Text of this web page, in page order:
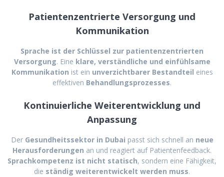
Patientenzentrierte Versorgung und
Kommunikation
Sprache ist der Schlüssel zur patientenzentrierten
Versorgung. Eine klare, verständliche und einfühlsame
Kommunikation ist ein unverzichtbarer Bestandteil eines
effektiven Behandlungsprozesses.
Kontinuierliche Weiterentwicklung und
Anpassung
Der Gesundheitssektor in Dubai passt sich schnell an neue
Herausforderungen an und reagiert auf Patientenfeedback.
Sprachkompetenz ist nicht statisch, sondern eine Fähigkeit,
die ständig weiterentwickelt werden muss.